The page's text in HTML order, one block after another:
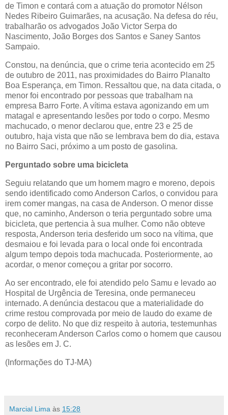
de Timon e contará com a atuação do promotor Nélson
Nedes Ribeiro Guimarães, na acusação. Na defesa do réu,
trabalharão os advogados João Victor Serpa do
Nascimento, João Borges dos Santos e Saney Santos
Sampaio.
Constou, na denúncia, que o crime teria acontecido em 25
de outubro de 2011, nas proximidades do Bairro Planalto
Boa Esperança, em Timon. Ressaltou que, na data citada, o
menor foi encontrado por pessoas que trabalham na
empresa Barro Forte. A vítima estava agonizando em um
matagal e apresentando lesões por todo o corpo. Mesmo
machucado, o menor declarou que, entre 23 e 25 de
outubro, haja vista que não se lembrava bem do dia, estava
no Bairro Saci, próximo a um posto de gasolina.
Perguntado sobre uma bicicleta
Seguiu relatando que um homem magro e moreno, depois
sendo identificado como Anderson Carlos, o convidou para
irem comer mangas, na casa de Anderson. O menor disse
que, no caminho, Anderson o teria perguntado sobre uma
bicicleta, que pertencia à sua mulher. Como não obteve
resposta, Anderson teria desferido um soco na vítima, que
desmaiou e foi levada para o local onde foi encontrada
algum tempo depois toda machucada. Posteriormente, ao
acordar, o menor começou a gritar por socorro.
Ao ser encontrado, ele foi atendido pelo Samu e levado ao
Hospital de Urgência de Teresina, onde permaneceu
internado. A denúncia destacou que a materialidade do
crime restou comprovada por meio de laudo do exame de
corpo de delito. No que diz respeito à autoria, testemunhas
reconheceram Anderson Carlos como o homem que causou
as lesões em J. C.
(Informações do TJ-MA)
Marcial Lima às 15:28